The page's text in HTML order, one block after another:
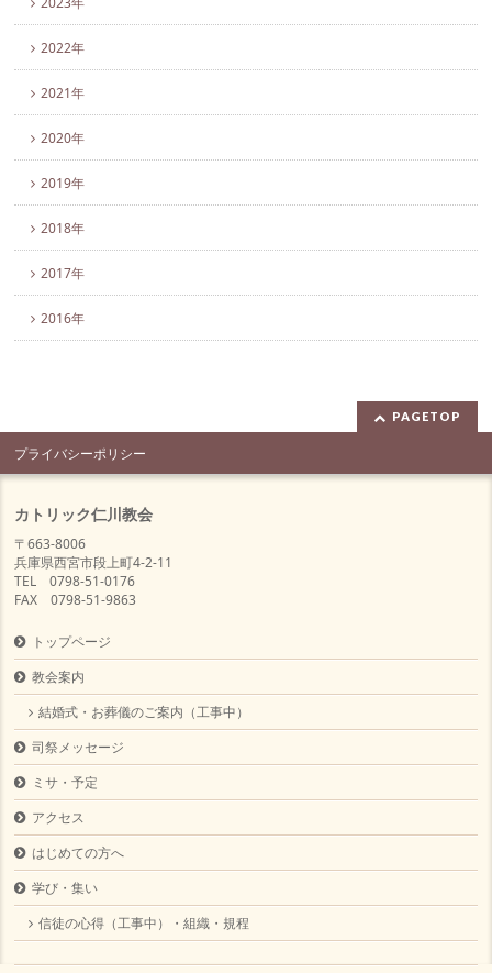
2022年
2021年
2020年
2019年
2018年
2017年
2016年
PAGETOP
プライバシーポリシー
カトリック仁川教会
〒663-8006
兵庫県西宮市段上町4-2-11
TEL 0798-51-0176
FAX 0798-51-9863
トップページ
教会案内
結婚式・お葬儀のご案内（工事中）
司祭メッセージ
ミサ・予定
アクセス
はじめての方へ
学び・集い
信徒の心得（工事中）・組織・規程